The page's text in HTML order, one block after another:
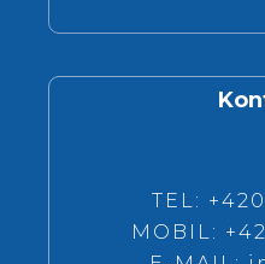
TEL:
MOBIL: